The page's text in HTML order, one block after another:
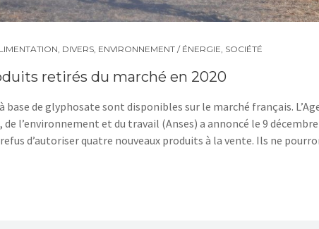
, DIVERS, ENVIRONNEMENT / ÉNERGIE, SOCIÉTÉ
retirés du marché en 2020
de glyphosate sont disponibles sur le marché français.
l’environnement et du travail (Anses) a annoncé le 9
d’autoriser quatre nouveaux produits à la vente. Ils ne